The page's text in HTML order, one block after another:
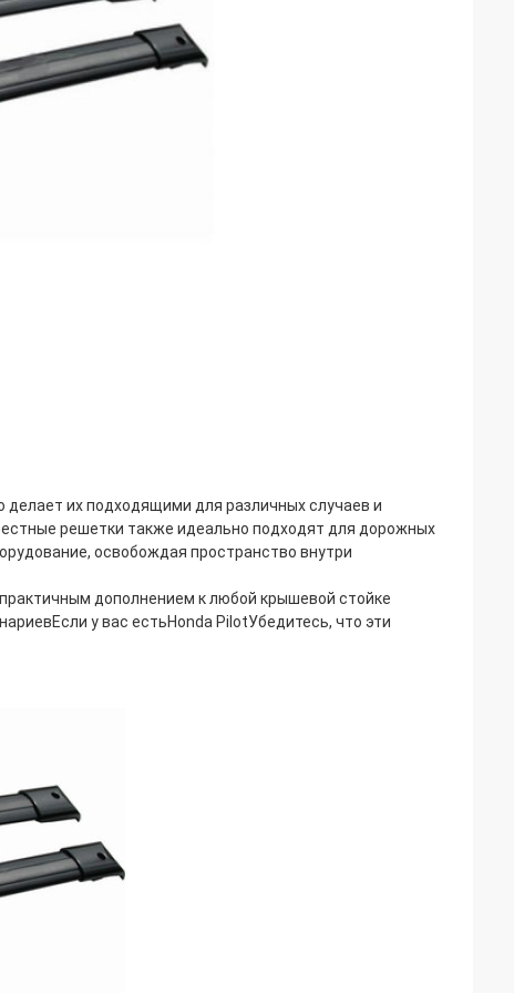
их подходящими для различных случаев и
решетки также идеально подходят для дорожных
освобождая пространство внутри
дополнением к любой крышевой стойке
у вас естьHonda PilotУбедитесь, что эти